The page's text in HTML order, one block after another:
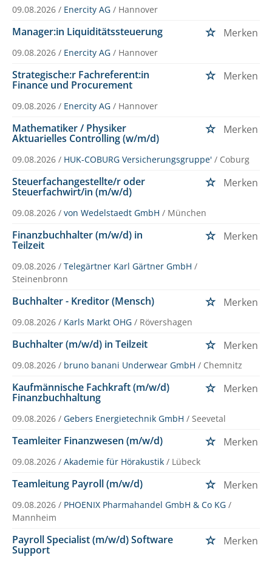
09.08.2026 / Enercity AG / Hannover
Manager:in Liquiditätssteuerung Merken
09.08.2026 / Enercity AG / Hannover
Strategische:r Fachreferent:in
Finance und Procurement
Merken
09.08.2026 / Enercity AG / Hannover
Mathematiker / Physiker
Aktuarielles Controlling (w/m/d)
Merken
09.08.2026 / HUK-COBURG Versicherungsgruppe' / Coburg
Steuerfachangestellte/r oder
Steuerfachwirt/in (m/w/d)
Merken
09.08.2026 / von Wedelstaedt GmbH / München
Finanzbuchhalter (m/w/d) in
Teilzeit
Merken
09.08.2026 / Telegärtner Karl Gärtner GmbH /
Steinenbronn
Buchhalter - Kreditor (Mensch) Merken
09.08.2026 / Karls Markt OHG / Rövershagen
Buchhalter (m/w/d) in Teilzeit Merken
09.08.2026 / bruno banani Underwear GmbH / Chemnitz
Kaufmännische Fachkraft (m/w/d)
Finanzbuchhaltung
Merken
09.08.2026 / Gebers Energietechnik GmbH / Seevetal
Teamleiter Finanzwesen (m/w/d) Merken
09.08.2026 / Akademie für Hörakustik / Lübeck
Teamleitung Payroll (m/w/d) Merken
09.08.2026 / PHOENIX Pharmahandel GmbH & Co KG /
Mannheim
Payroll Specialist (m/w/d) Software
Support
Merken